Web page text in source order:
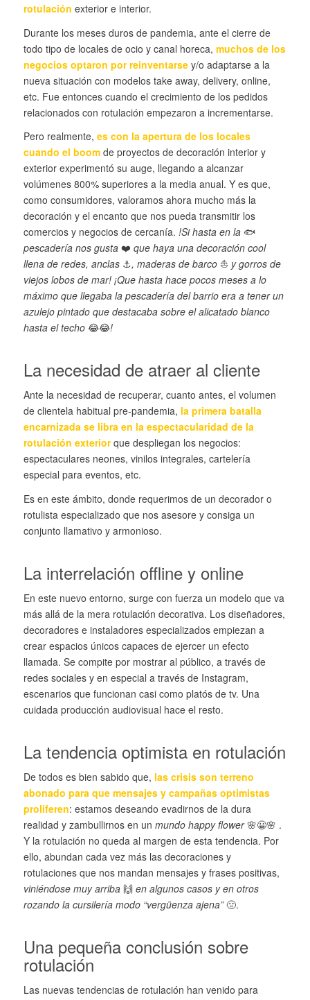
rotulación exterior e interior.
Durante los meses duros de pandemia, ante el cierre de
todo tipo de locales de ocio y canal horeca, muchos de los
negocios optaron por reinventarsey/o adaptarse a la
nueva situación con modelos take away, delivery, online,
etc. Fue entonces cuando el crecimiento de los pedidos
relacionados con rotulación empezaron a incrementarse.
Pero realmente, es con la apertura de los locales
cuando el boomde proyectos de decoración interior y
exterior experimentó su auge, llegando a alcanzar
volúmenes 800% superiores a la media anual. Y es que,
como consumidores, valoramos ahora mucho más la
decoración y el encanto que nos pueda transmitir los
comercios y negocios de cercanía. !Si hasta en la🐟
pescadería nos gusta❤️ que haya una decoración cool
llena de redes, anclas⚓, maderas de barco⛵ y gorros de
viejos lobos de mar! ¡Que hasta hace pocos meses a lo
máximo que llegaba la pescadería del barrio era a tener un
azulejo pintado que destacaba sobre el alicatado blanco
hasta el techo😂😂!
La necesidad de atraer al cliente
Ante la necesidad de recuperar, cuanto antes, el volumen
de clientela habitual pre-pandemia, la primera batalla
encarnizada se libra en la espectacularidad de la
rotulación exteriorque despliegan los negocios:
espectaculares neones, vinilos integrales, cartelería
especial para eventos, etc.
Es en este ámbito, donde requerimos de un decorador o
rotulista especializado que nos asesore y consiga un
conjunto llamativo y armonioso.
La interrelación offline y online
En este nuevo entorno, surge con fuerza un modelo que va
más allá de la mera rotulación decorativa. Los diseñadores,
decoradores e instaladores especializados empiezan a
crear espacios únicos capaces de ejercer un efecto
llamada. Se compite por mostrar al público, a través de
redes sociales y en especial a través de Instagram,
escenarios que funcionan casi como platós de tv. Una
cuidada producción audiovisual hace el resto.
La tendencia optimista en rotulación
De todos es bien sabido que, las crisis son terreno
abonado para que mensajes y campañas optimistas
proliferen: estamos deseando evadirnos de la dura
realidad y zambullirnos en un mundo happy flower🌸😀🌸 .
Y la rotulación no queda al margen de esta tendencia. Por
ello, abundan cada vez más las decoraciones y
rotulaciones que nos mandan mensajes y frases positivas,
viniéndose muy arriba🙌 en algunos casos y en otros
rozando la cursilería modo “vergüenza ajena”🤢.
Una pequeña conclusión sobre
rotulación
Las nuevas tendencias de rotulación han venido para